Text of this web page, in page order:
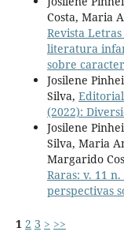
Costa, Maria
Revista
literatura
sobre
Josilene
Silva,
(2022):
Josilene
Silva, Maria
Margarido
Raras: v. 11
perspectivas
1 2 3 > >>